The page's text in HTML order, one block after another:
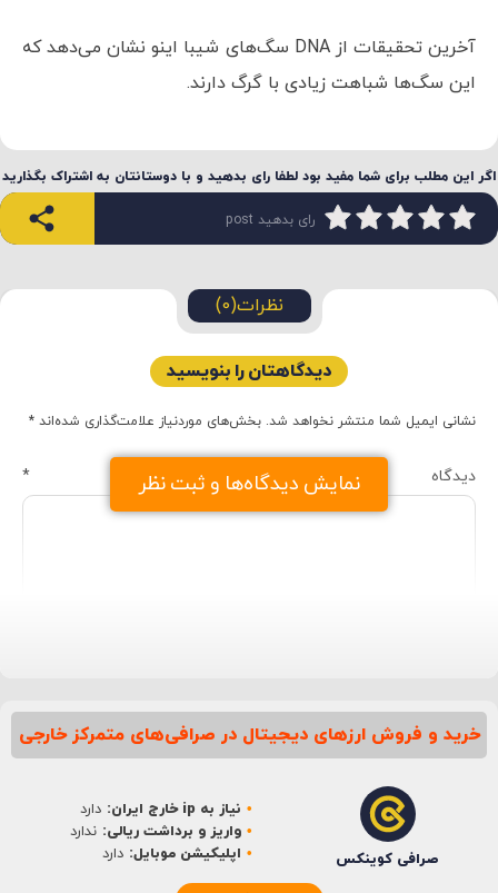
آخرین تحقیقات از DNA سگ‌های شیبا اینو نشان می‌دهد که
این سگ‌ها شباهت زیادی با گرگ دارند.
اگر این مطلب برای شما مفید بود لطفا رای بدهید و با دوستانتان به اشتراک بگذارید
رای بدهید post
نمایش دیدگاه‌ها و ثبت نظر
نظرات(0)
دیدگاهتان را بنویسید
نشانی ایمیل شما منتشر نخواهد شد. بخش‌های موردنیاز علامت‌گذاری شده‌اند *
دیدگاه *
نام*
خرید و فروش ارزهای دیجیتال در صرافی‌های متمرکز خارجی
صرافی کوینکس
نیاز به ip خارج ایران:
دارد
واریز و برداشت ریالی: ندارد
اپلیکیشن موبایل: دارد